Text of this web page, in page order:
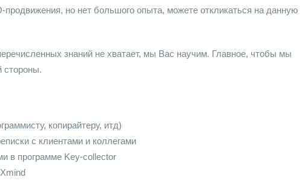
но нет большого опыта, можете откликаться на данную
знаний не хватает, мы Вас научим. Главное, чтобы мы
стороны.
копирайтеру, итд)
с клиентами и коллегами
в программе Key-collector